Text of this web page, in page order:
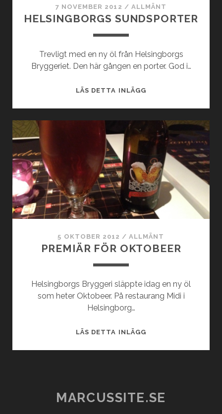
7 NOVEMBER 2012 / ALLMÄNT
HELSINGBORGS SUNDSPORTER
Trevligt med en ny öl från Helsingborgs
Bryggeriet. Den här gången en porter. God i…
LÄS DETTA INLÄGGHELSINGBORGS
5 OKTOBER 2012 /ALLMÄNT
PREMIÄR FÖR OKTOBEER
Helsingborgs Bryggeri släppte idag en ny öl
som heter Oktobeer. På restaurang Midi i
Helsingborg…
LÄS DETTA INLÄGGPREMIÄR
MARCUSSITE.SE